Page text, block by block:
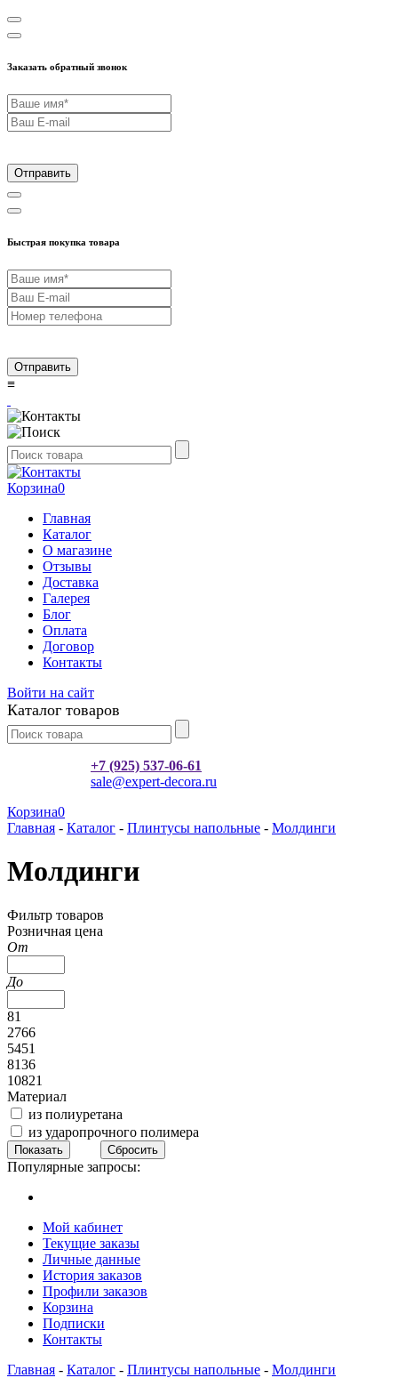
Заказать обратный звонок
Отправить
Быстрая покупка товара
Отправить
≡
Корзина0
Главная
Каталог
О магазине
Отзывы
Доставка
Галерея
Блог
Оплата
Договор
Контакты
Войти на сайт
Каталог товаров
+7 (925) 537-06-61
sale@expert-decora.ru
Корзина0
Главная - Каталог - Плинтусы напольные - Молдинги
Молдинги
Фильтр товаров
Розничная цена
От
До
81
2766
5451
8136
10821
Материал
из полиуретана
из ударопрочного полимера
Популярные запросы:
Мой кабинет
Текущие заказы
Личные данные
История заказов
Профили заказов
Корзина
Подписки
Контакты
Главная - Каталог - Плинтусы напольные - Молдинги